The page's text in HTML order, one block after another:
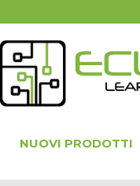
NUOVI PRODOTTI